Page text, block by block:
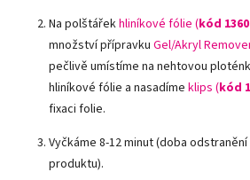
Na polštářekhliníkové fólie (kód
množství přípravku Gel/Akryl
pečlivě umístíme na nehtovou
hliníkové fólie a nasadíme klips (kód
fixaci folie.
Vyčkáme 8-12 minut (doba
produktu).